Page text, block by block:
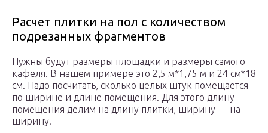
Расчет плитки на пол с количеством
подрезанных фрагментов
Нужны будут размеры площадки и размеры самого
кафеля. В нашем примере это 2,5 м*1,75 м и 24 см*18
см. Надо посчитать, сколько целых штук помещается
по ширине и длине помещения. Для этого длину
помещения делим на длину плитки, ширину — на
ширину.